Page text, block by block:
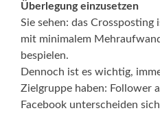
Überlegung einzusetzen
Sie sehen: das
mit minimalem
bespielen.
Dennoch ist es wichtig,
Zielgruppe haben: Follower
Facebook unterscheiden